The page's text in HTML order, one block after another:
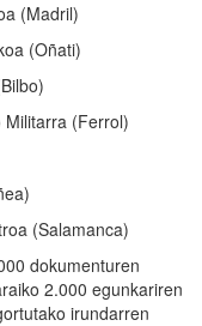
(Madril)
(Oñati)
Militarra (Ferrol)
(Salamanca)
dokumenturen
2.000 egunkariren
irundarren